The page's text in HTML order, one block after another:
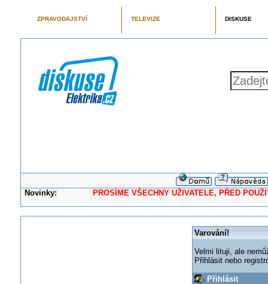
ZPRAVODAJSTVÍ TELEVIZE DISKUSE
Novinky: PROSÍME VŠECHNY UŽIVATELE, PŘED
Varování!
Velmi lituji, ale
Přihlásit nebo
Přihlásit